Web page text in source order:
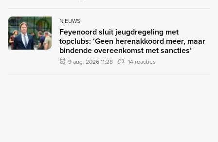
NIEUWS
Feyenoord sluit jeugdregeling met
topclubs: ‘Geen herenakkoord meer, maar
bindende overeenkomst met sancties’
9 aug. 2026 11:28 14 reacties